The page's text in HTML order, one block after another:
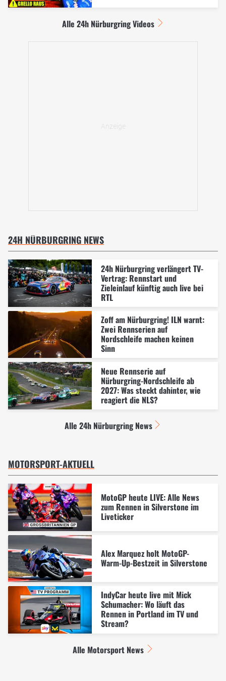
Alle 24h Nürburgring Videos
24H NÜRBURGRING NEWS
24h Nürburgring verlängert TV-
Vertrag: Rennstart und
Zieleinlauf künftig auch live bei
RTL
Zoff am Nürburgring! ILN warnt:
Zwei Rennserien auf
Nordschleife machen keinen
Sinn
Neue Rennserie auf
Nürburgring-Nordschleife ab
2027: Was steckt dahinter, wie
reagiert die NLS?
Alle 24h Nürburgring News
MOTORSPORT-AKTUELL
MotoGP heute LIVE: Alle News
zum Rennen in Silverstone im
Liveticker
Alex Marquez holt MotoGP-
Warm-Up-Bestzeit in Silverstone
IndyCar heute live mit Mick
Schumacher: Wo läuft das
Rennen in Portland im TV und
Stream?
Alle Motorsport News